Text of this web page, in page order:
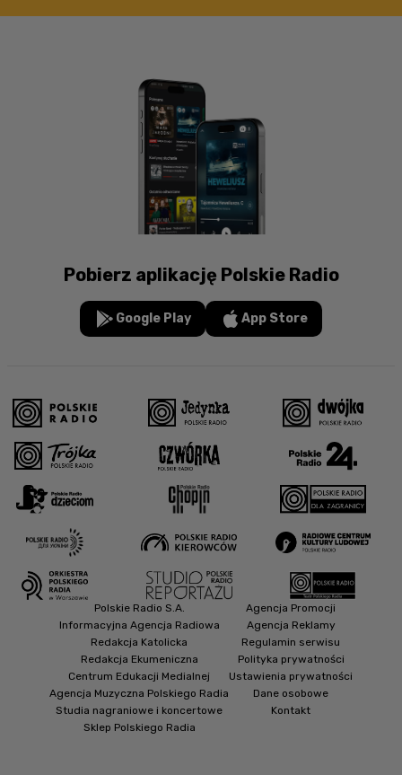
Pobierz aplikację Polskie Radio
Google Play App Store
Polskie Radio S.A.
Informacyjna Agencja Radiowa
Redakcja Katolicka
Redakcja Ekumeniczna
Centrum Edukacji Medialnej
Agencja Muzyczna Polskiego Radia
Studia nagraniowe i koncertowe
Sklep Polskiego Radia
Agencja Promocji
Agencja Reklamy
Regulamin serwisu
Polityka prywatności
Ustawienia prywatności
Dane osobowe
Kontakt